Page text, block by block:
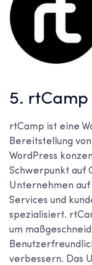
5. rtCamp
rtCamp ist eine
Bereitstellung
WordPress
Schwerpunkt auf
Unternehmen
Services und
spezialisiert.
um
verbessern. Das